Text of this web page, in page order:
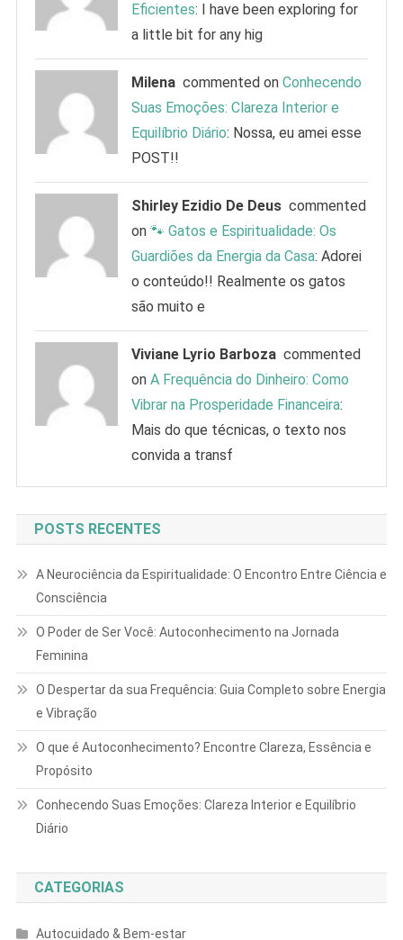
Eficientes: I have been exploring for
a little bit for any hig
Milena commented onConhecendo
Suas Emoções: Clareza Interior e
Equilíbrio Diário: Nossa, eu amei esse
POST!!
Shirley Ezidio De Deus commented
on🐾 Gatos e Espiritualidade: Os
Guardiões da Energia da Casa: Adorei
o conteúdo!! Realmente os gatos
são muito e
Viviane Lyrio Barboza commented
onA Frequência do Dinheiro: Como
Vibrar na Prosperidade Financeira:
Mais do que técnicas, o texto nos
convida a transf
POSTS RECENTES
A Neurociência da Espiritualidade: O Encontro Entre Ciência e
Consciência
O Poder de Ser Você: Autoconhecimento na Jornada
Feminina
O Despertar da sua Frequência: Guia Completo sobre Energia
e Vibração
O que é Autoconhecimento? Encontre Clareza, Essência e
Propósito
Conhecendo Suas Emoções: Clareza Interior e Equilíbrio
Diário
CATEGORIAS
Autocuidado & Bem-estar